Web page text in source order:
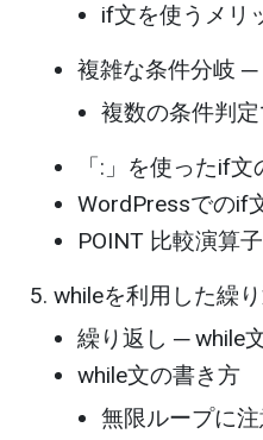
if文を使うメリ
複雑な条件分岐 ─
複数の条件判
「:」を使ったif
WordPressでのif
POINT 比較演算子
whileを利用した繰
繰り返し ─ while
while文の書き方
無限ループに